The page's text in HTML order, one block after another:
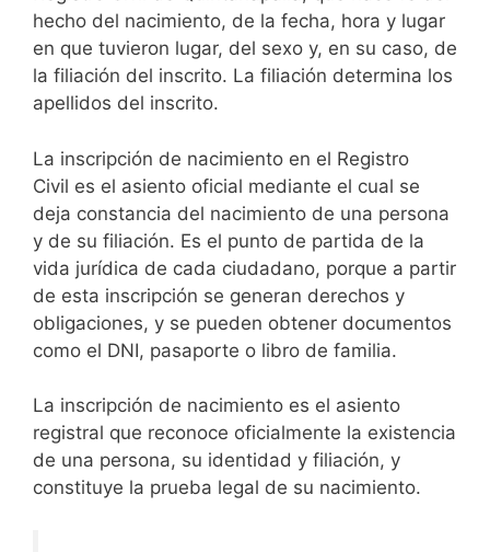
hecho del nacimiento, de la fecha, hora y lugar
en que tuvieron lugar, del sexo y, en su caso, de
la filiación del inscrito. La filiación determina los
apellidos del inscrito.
La inscripción de nacimiento en el Registro
Civil es el asiento oficial mediante el cual se
deja constancia del nacimiento de una persona
y de su filiación. Es el punto de partida de la
vida jurídica de cada ciudadano, porque a partir
de esta inscripción se generan derechos y
obligaciones, y se pueden obtener documentos
como el DNI, pasaporte o libro de familia.
La inscripción de nacimiento es el asiento
registral que reconoce oficialmente la existencia
de una persona, su identidad y filiación, y
constituye la prueba legal de su nacimiento.